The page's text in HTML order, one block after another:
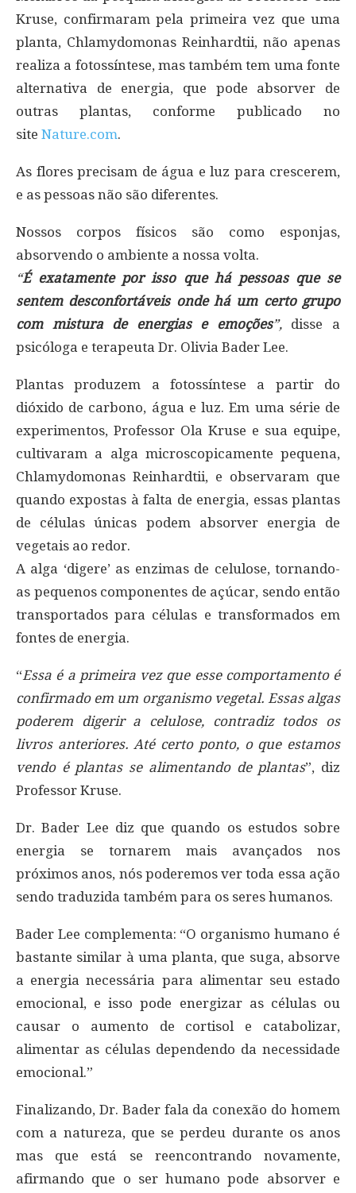
Kruse, confirmaram pela primeira vez que uma
planta, Chlamydomonas Reinhardtii, não apenas
realiza a fotossíntese, mas também tem uma fonte
alternativa de energia, que pode absorver de
outras plantas, conforme publicado no
site Nature.com.
As flores precisam de água e luz para crescerem,
e as pessoas não são diferentes.
Nossos corpos físicos são como esponjas,
absorvendo o ambiente a nossa volta.
“É exatamente por isso que há pessoas que se
sentem desconfortáveis onde há um certo grupo
com mistura de energias e emoções”,disse a
psicóloga e terapeuta Dr. Olivia Bader Lee.
Plantas produzem a fotossíntese a partir do
dióxido de carbono, água e luz. Em uma série de
experimentos, Professor Ola Kruse e sua equipe,
cultivaram a alga microscopicamente pequena,
Chlamydomonas Reinhardtii, e observaram que
quando expostas à falta de energia, essas plantas
de células únicas podem absorver energia de
vegetais ao redor.
A alga ‘digere’ as enzimas de celulose, tornando-
as pequenos componentes de açúcar, sendo então
transportados para células e transformados em
fontes de energia.
“Essa é a primeira vez que esse comportamento é
confirmado em um organismo vegetal. Essas algas
poderem digerir a celulose, contradiz todos os
livros anteriores. Até certo ponto, o que estamos
vendo é plantas se alimentando de plantas”, diz
Professor Kruse.
Dr. Bader Lee diz que quando os estudos sobre
energia se tornarem mais avançados nos
próximos anos, nós poderemos ver toda essa ação
sendo traduzida também para os seres humanos.
Bader Lee complementa: “O organismo humano é
bastante similar à uma planta, que suga, absorve
a energia necessária para alimentar seu estado
emocional, e isso pode energizar as células ou
causar o aumento de cortisol e catabolizar,
alimentar as células dependendo da necessidade
emocional.”
Finalizando, Dr. Bader fala da conexão do homem
com a natureza, que se perdeu durante os anos
mas que está se reencontrando novamente,
afirmando que o ser humano pode absorver e